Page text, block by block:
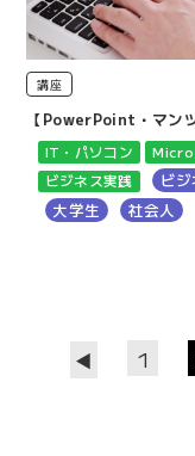
講座
【PowerPoint・マン
IT・パソコン
ビジネス実践
ビ
大学生
社会人
◀ 1